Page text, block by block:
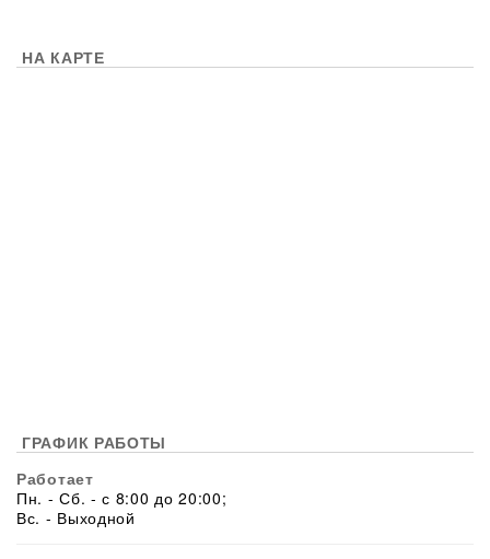
НА КАРТЕ
ГРАФИК РАБОТЫ
Работает
Пн. - Сб. - с 8:00 до 20:00;
Вс. - Выходной